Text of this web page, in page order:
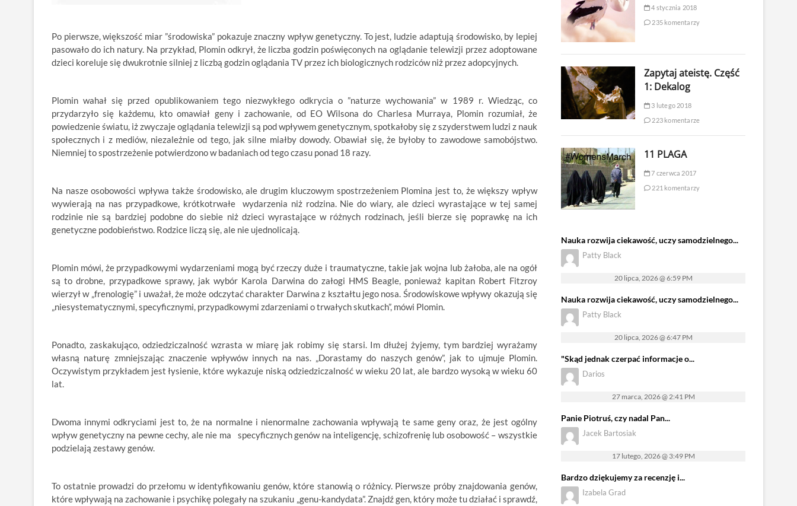
Po pierwsze, większość miar ”środowiska” pokazuje znaczny wpływ genetyczny. To jest, ludzie adaptują środowisko, by lepiej
pasowało do ich natury. Na przykład, Plomin odkrył, że liczba godzin poświęconych na oglądanie telewizji przez adoptowane
dzieci koreluje się dwukrotnie silniej z liczbą godzin oglądania TV przez ich biologicznych rodziców niż przez adopcyjnych.
Plomin wahał się przed opublikowaniem tego niezwykłego odkrycia o ”naturze wychowania” w 1989 r. Wiedząc, co
przydarzyło się każdemu, kto omawiał geny i zachowanie, od EO Wilsona do Charlesa Murraya, Plomin rozumiał, że
powiedzenie światu, iż zwyczaje oglądania telewizji są pod wpływem genetycznym, spotkałoby się z szyderstwem ludzi z nauk
społecznych i z mediów, niezależnie od tego, jak silne miałby dowody. Obawiał się, że byłoby to zawodowe samobójstwo.
Niemniej to spostrzeżenie potwierdzono w badaniach od tego czasu ponad 18 razy.
Na nasze osobowości wpływa także środowisko, ale drugim kluczowym spostrzeżeniem Plomina jest to, że większy wpływ
wywierają na nas przypadkowe, krótkotrwałe wydarzenia niż rodzina. Nie do wiary, ale dzieci wyrastające w tej samej
rodzinie nie są bardziej podobne do siebie niż dzieci wyrastające w różnych rodzinach, jeśli bierze się poprawkę na ich
genetyczne podobieństwo. Rodzice liczą się, ale nie ujednolicają.
Plomin mówi, że przypadkowymi wydarzeniami mogą być rzeczy duże i traumatyczne, takie jak wojna lub żałoba, ale na ogół
są to drobne, przypadkowe sprawy, jak wybór Karola Darwina do załogi HMS Beagle, ponieważ kapitan Robert Fitzroy
wierzył w „frenologię” i uważał, że może odczytać charakter Darwina z kształtu jego nosa. Środowiskowe wpływy okazują się
„niesystematycznymi, specyficznymi, przypadkowymi zdarzeniami o trwałych skutkach”, mówi Plomin.
Ponadto, zaskakująco, odziedziczalność wzrasta w miarę jak robimy się starsi. Im dłużej żyjemy, tym bardziej wyrażamy
własną naturę zmniejszając znaczenie wpływów innych na nas. „Dorastamy do naszych genów”, jak to ujmuje Plomin.
Oczywistym przykładem jest łysienie, które wykazuje niską odziedziczalność w wieku 20 lat, ale bardzo wysoką w wieku 60
lat.
Dwoma innymi odkryciami jest to, że na normalne i nienormalne zachowania wpływają te same geny oraz, że jest ogólny
wpływ genetyczny na pewne cechy, ale nie ma specyficznych genów na inteligencję, schizofrenię lub osobowość – wszystkie
podzielają zestawy genów.
To ostatnie prowadzi do przełomu w identyfikowaniu genów, które stanowią o różnicy. Pierwsze próby znajdowania genów,
które wpływają na zachowanie i psychikę polegały na szukaniu „genu-kandydata”. Znajdź gen, który może tu działać i sprawdź,
4 stycznia 2018
235 komentarzy
Zapytaj ateistę. Część
1: Dekalog
3 lutego 2018
223 komentarze
11 PLAGA
7 czerwca 2017
221 komentarzy
Nauka rozwija ciekawość, uczy samodzielnego...
Patty Black
20 lipca, 2026 @ 6:59 PM
Nauka rozwija ciekawość, uczy samodzielnego...
Patty Black
20 lipca, 2026 @ 6:47 PM
"Skąd jednak czerpać informacje o...
Darios
27 marca, 2026 @ 2:41 PM
Panie Piotruś, czy nadal Pan...
Jacek Bartosiak
17 lutego, 2026 @ 3:49 PM
Bardzo dziękujemy za recenzję i...
Izabela Grad